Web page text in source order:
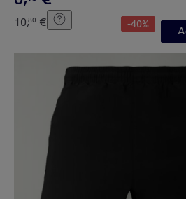
10,80 € -40%